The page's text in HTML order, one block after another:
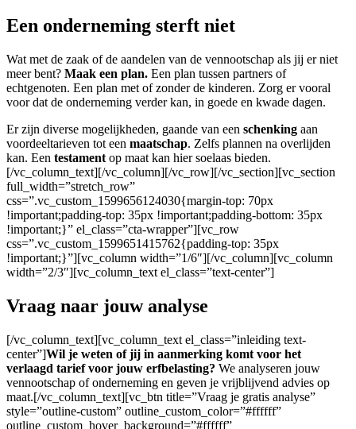
Een onderneming sterft niet
Wat met de zaak of de aandelen van de vennootschap als jij er niet
meer bent? Maak een plan. Een plan tussen partners of
echtgenoten. Een plan met of zonder de kinderen. Zorg er vooral
voor dat de onderneming verder kan, in goede en kwade dagen.
Er zijn diverse mogelijkheden, gaande van een schenking aan
voordeeltarieven tot een maatschap. Zelfs plannen na overlijden
kan. Een testament op maat kan hier soelaas bieden.
[/vc_column_text][/vc_column][/vc_row][/vc_section][vc_section
full_width=”stretch_row”
css=”.vc_custom_1599656124030{margin-top: 70px
!important;padding-top: 35px !important;padding-bottom: 35px
!important;}” el_class=”cta-wrapper”][vc_row
css=”.vc_custom_1599651415762{padding-top: 35px
!important;}”][vc_column width=”1/6″][/vc_column][vc_column
width=”2/3″][vc_column_text el_class=”text-center”]
Vraag naar jouw analyse
[/vc_column_text][vc_column_text el_class=”inleiding text-
center”]Wil je weten of jij in aanmerking komt voor het
verlaagd tarief voor jouw erfbelasting? We analyseren jouw
vennootschap of onderneming en geven je vrijblijvend advies op
maat.[/vc_column_text][vc_btn title=”Vraag je gratis analyse”
style=”outline-custom” outline_custom_color=”#ffffff”
outline_custom_hover_background=”#ffffff”